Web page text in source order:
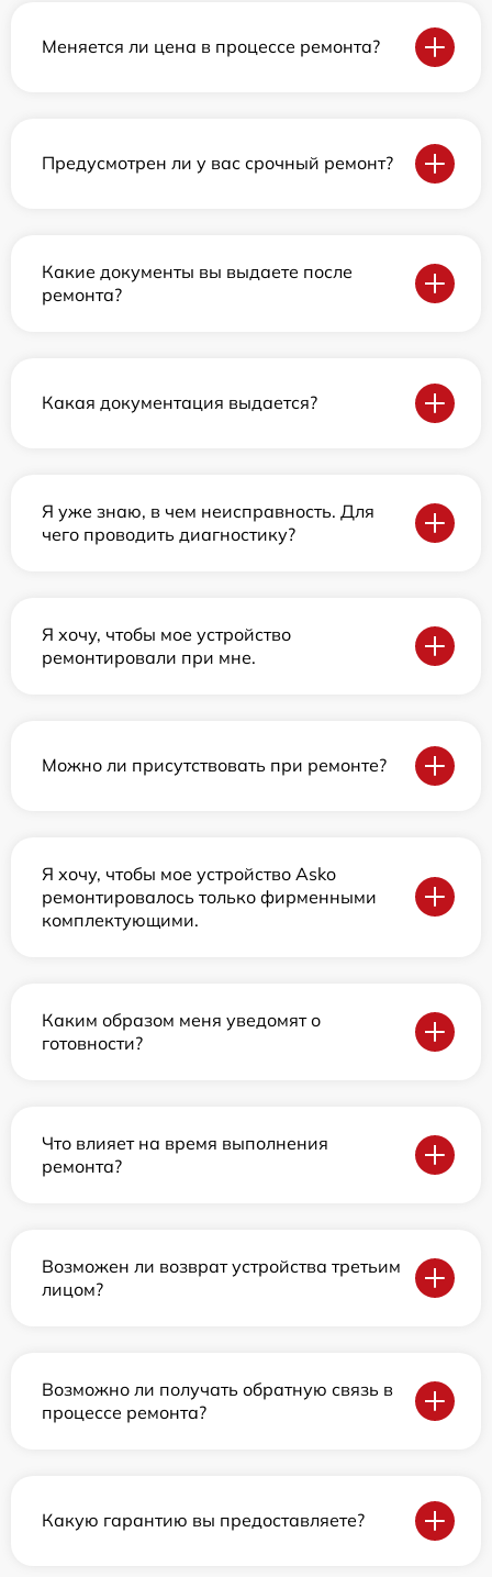
Меняется ли цена в процессе ремонта?
Предусмотрен ли у вас срочный ремонт?
Какие документы вы выдаете после
ремонта?
Какая документация выдается?
Я уже знаю, в чем неисправность. Для
чего проводить диагностику?
Я хочу, чтобы мое устройство
ремонтировали при мне.
Можно ли присутствовать при ремонте?
Я хочу, чтобы мое устройство Asko
ремонтировалось только фирменными
комплектующими.
Каким образом меня уведомят о
готовности?
Что влияет на время выполнения
ремонта?
Возможен ли возврат устройства третьим
лицом?
Возможно ли получать обратную связь в
процессе ремонта?
Какую гарантию вы предоставляете?